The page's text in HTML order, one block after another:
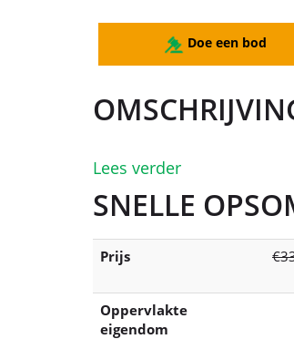
Doe een bod
Lees verder
SNELLE
Prijs
Oppervlakte
eigendom